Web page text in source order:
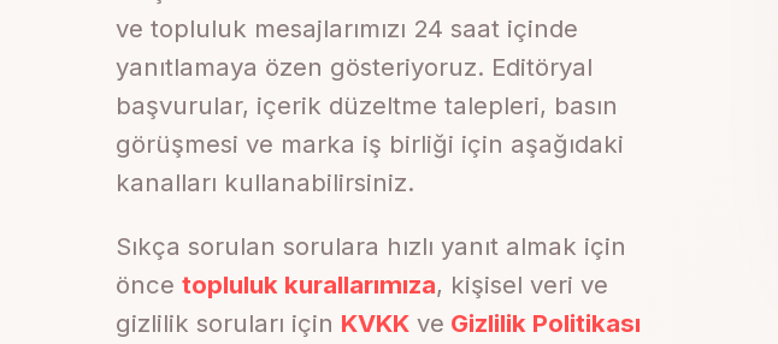
ve topluluk mesajlarımızı 24 saat içinde
yanıtlamaya özen gösteriyoruz. Editöryal
başvurular, içerik düzeltme talepleri, basın
görüşmesi ve marka iş birliği için aşağıdaki
kanalları kullanabilirsiniz.
Sıkça sorulan sorulara hızlı yanıt almak için
önce topluluk kurallarımıza, kişisel veri ve
gizlilik soruları için KVKK ve Gizlilik Politikası